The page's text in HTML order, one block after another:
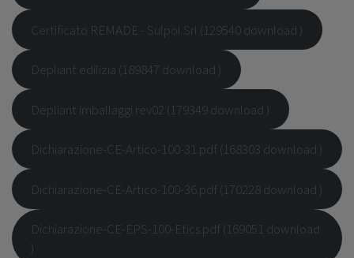
Certificato REMADE - Sulpol Srl (129540 download )
Depliant edilizia (189847 download )
Depliant imballaggi rev02 (179349 download )
Dichiarazione-CE-Artico-100-31.pdf (168303 download )
Dichiarazione-CE-Artico-100-36.pdf (170228 download )
Dichiarazione-CE-EPS-100-Etics.pdf (169051 download
)